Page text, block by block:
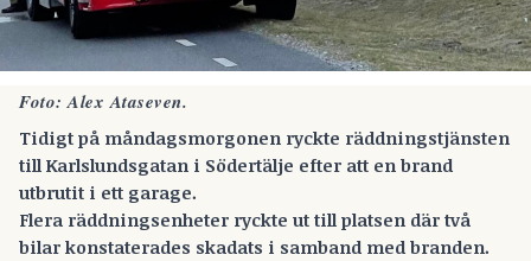
Foto: Alex Ataseven.
Tidigt på måndagsmorgonen ryckte räddningstjänsten
till Karlslundsgatan i Södertälje efter att en brand
utbrutit i ett garage.
Flera räddningsenheter ryckte ut till platsen där två
bilar konstaterades skadats i samband med branden.